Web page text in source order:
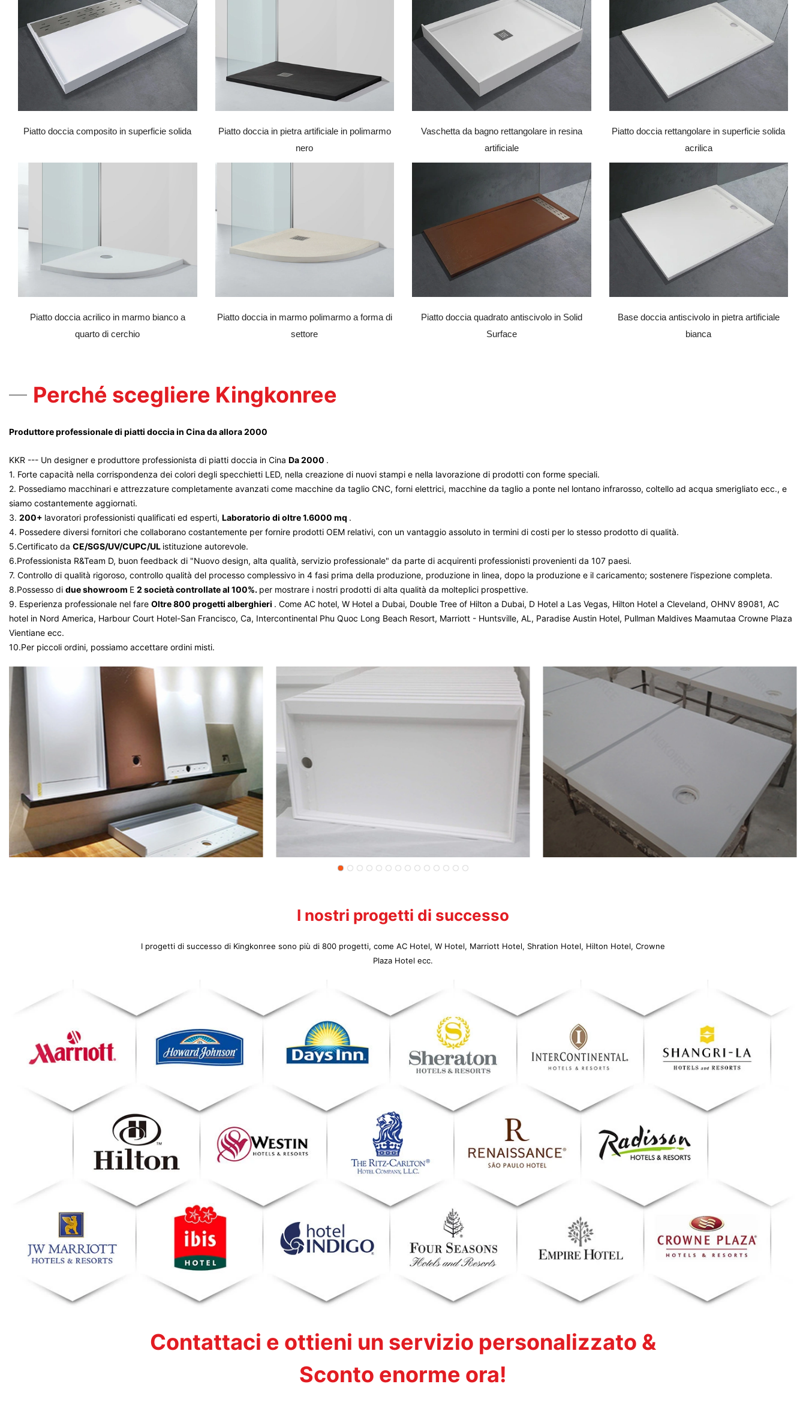
Piatto doccia composito in superficie solida
Piatto doccia in pietra artificiale in polimarmo
nero
Vaschetta da bagno rettangolare in resina
artificiale
Piatto doccia rettangolare in superficie solida
acrilica
Piatto doccia acrilico in marmo bianco a
quarto di cerchio
Piatto doccia in marmo polimarmo a forma di
settore
Piatto doccia quadrato antiscivolo in Solid
Surface
Base doccia antiscivolo in pietra artificiale
bianca
Perché scegliere Kingkonree
Produttore professionale di piatti doccia in Cina da allora 2000
KKR --- Un designer e produttore professionista di piatti doccia in Cina Da 2000 .
1. Forte capacità nella corrispondenza dei colori degli specchietti LED, nella creazione di nuovi stampi e nella lavorazione di prodotti con forme speciali.
2. Possediamo macchinari e attrezzature completamente avanzati come macchine da taglio CNC, forni elettrici, macchine da taglio a ponte nel lontano infrarosso, coltello ad acqua smerigliato ecc., e
siamo costantemente aggiornati.
3. 200+ lavoratori professionisti qualificati ed esperti, Laboratorio di oltre 1.6000 mq .
4. Possedere diversi fornitori che collaborano costantemente per fornire prodotti OEM relativi, con un vantaggio assoluto in termini di costi per lo stesso prodotto di qualità.
5.Certificato da CE/SGS/UV/CUPC/UL istituzione autorevole.
6.Professionista R&Team D, buon feedback di "Nuovo design, alta qualità, servizio professionale" da parte di acquirenti professionisti provenienti da 107 paesi.
7. Controllo di qualità rigoroso, controllo qualità del processo complessivo in 4 fasi prima della produzione, produzione in linea, dopo la produzione e il caricamento; sostenere l'ispezione completa.
8.Possesso di due showroom E 2 società controllate al 100%. per mostrare i nostri prodotti di alta qualità da molteplici prospettive.
9. Esperienza professionale nel fare Oltre 800 progetti alberghieri . Come AC hotel, W Hotel a Dubai, Double Tree of Hilton a Dubai, D Hotel a Las Vegas, Hilton Hotel a Cleveland, OHNV 89081, AC
hotel in Nord America, Harbour Court Hotel-San Francisco, Ca, Intercontinental Phu Quoc Long Beach Resort, Marriott - Huntsville, AL, Paradise Austin Hotel, Pullman Maldives Maamutaa Crowne Plaza
Vientiane ecc.
10.Per piccoli ordini, possiamo accettare ordini misti.
I nostri progetti di successo
I progetti di successo di Kingkonree sono più di 800 progetti, come AC Hotel, W Hotel, Marriott Hotel, Shration Hotel, Hilton Hotel, Crowne
Plaza Hotel ecc.
Contattaci e ottieni un servizio personalizzato &
Sconto enorme ora!